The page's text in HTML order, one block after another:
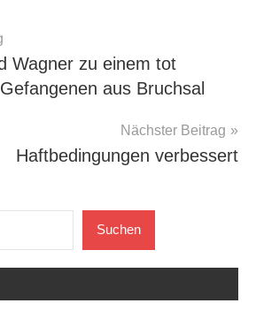
Wagner zu einem tot
aus Bruchsal
Nächster Beitrag
Haftbedingungen verbessert
Suchen